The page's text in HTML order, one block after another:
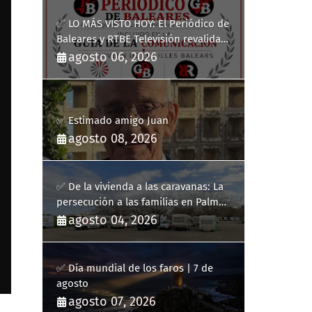
✅ LO MÁS VISTO HOY: El Periódico de
Baleares y RTBE Televisión revalidan
más de cinco años en la Guía de la
Comunicación del Govern de les Illes
Balears
agosto 06, 2026
✅ Estimado amigo Juan
agosto 08, 2026
✅ De la vivienda a las caravanas: La
persecución a las familias en Palma
y la complicidad de un fracaso
heredado
agosto 04, 2026
✅ Día mundial de los faros | 7 de
agosto
agosto 07, 2026